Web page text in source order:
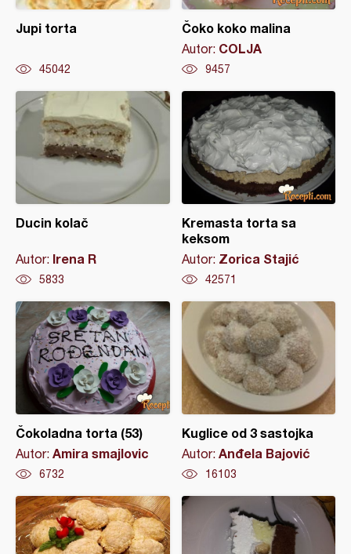
Jupi torta
45042
Čoko koko malina
Autor: COLJA
9457
Ducin kolač
Autor: Irena R
5833
Kremasta torta sa
keksom
Autor: Zorica Stajić
42571
Čokoladna torta (53)
Autor: Amira smajlovic
6732
Kuglice od 3 sastojka
Autor: Anđela Bajović
16103